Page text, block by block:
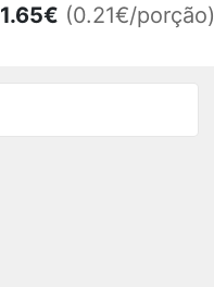
1.65€ (0.21€/porção)